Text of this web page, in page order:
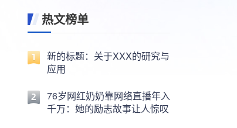
热文榜单
新的标题：关于XXX的研究与
应用
76岁网红奶奶靠网络直播年入
千万：她的励志故事让人惊叹